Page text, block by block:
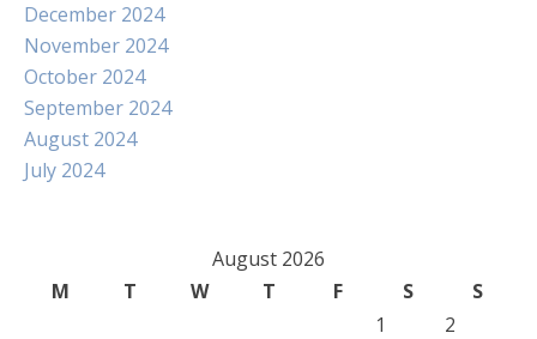
December 2024
November 2024
October 2024
September 2024
August 2024
July 2024
August 2026
M
T W T F S
S
1
2